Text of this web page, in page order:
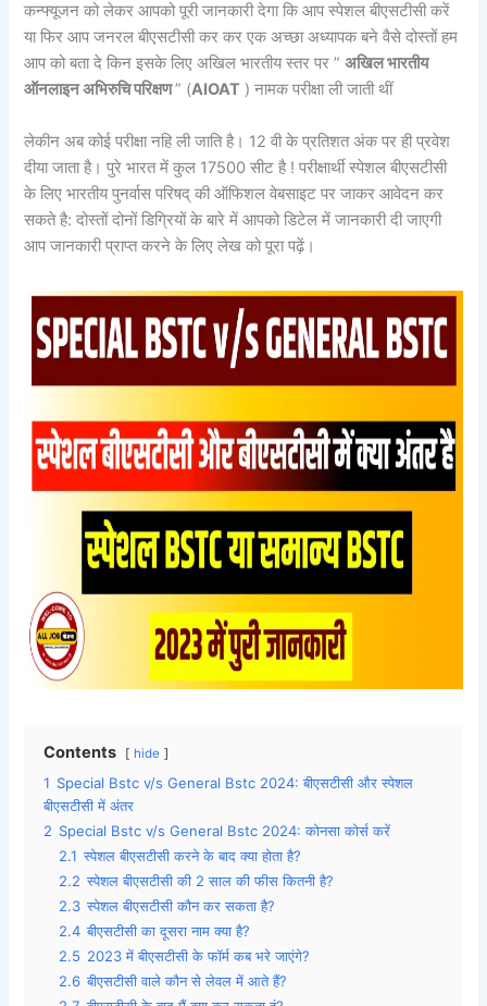
कन्फ्यूजन को लेकर आपको पूरी जानकारी देगा कि आप स्पेशल बीएसटीसी करें
या फिर आप जनरल बीएसटीसी कर कर एक अच्छा अध्यापक बने वैसे दोस्तों हम
आप को बता दे किन इसके लिए अखिल भारतीय स्तर पर ”अखिल भारतीय
ऑनलाइन अभिरुचि परिक्षण” (AIOAT ) नामक परीक्षा ली जाती थीं
लेकीन अब कोई परीक्षा नहि ली जाति है। 12 वी के प्रतिशत अंक पर ही प्रवेश
दीया जाता है। पुरे भारत में कुल 17500 सीट है ! परीक्षार्थी स्पेशल बीएसटीसी
के लिए भारतीय पुनर्वास परिषद् की ऑफिशल वेबसाइट पर जाकर आवेदन कर
सकते है: दोस्तों दोनों डिग्रियों के बारे में आपको डिटेल में जानकारी दी जाएगी
आप जानकारी प्राप्त करने के लिए लेख को पूरा पढ़ें।
Contents hide
1 Special Bstc v/s General Bstc 2024: बीएसटीसी और स्पेशल
बीएसटीसी में अंतर
2 Special Bstc v/s General Bstc 2024: कोनसा कोर्स करें
2.1 स्पेशल बीएसटीसी करने के बाद क्या होता है?
2.2 स्पेशल बीएसटीसी की 2 साल की फीस कितनी है?
2.3 स्पेशल बीएसटीसी कौन कर सकता है?
2.4 बीएसटीसी का दूसरा नाम क्या है?
2.5 2023 में बीएसटीसी के फॉर्म कब भरे जाएंगे?
2.6 बीएसटीसी वाले कौन से लेवल में आते हैं?